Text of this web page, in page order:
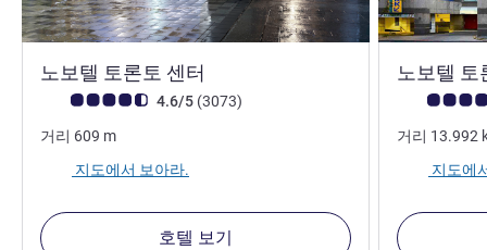
노보텔 토론토 센터
고객 평점 (ALL 평가)
4.6/5 (3073리뷰
)
거리 609 m
지도에서 보아라.
호텔 보기
노보텔
고객 평점
거리 13.992
지도에